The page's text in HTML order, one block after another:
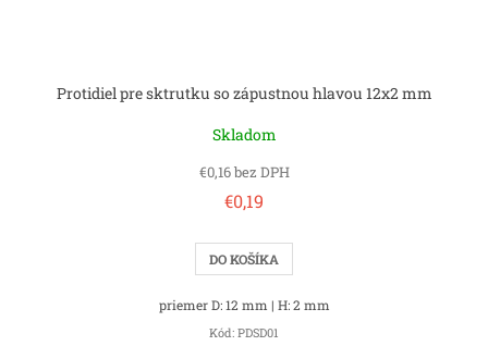
Protidiel pre sktrutku so zápustnou hlavou 12x2 mm
Skladom
€0,16 bez DPH
€0,19
DO KOŠÍKA
priemer D: 12 mm | H: 2 mm
Kód: PDSD01